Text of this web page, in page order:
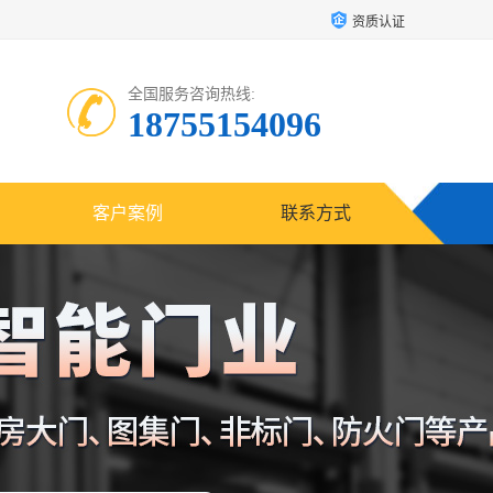
资质认证
全国服务咨询热线:
18755154096
客户案例 联系方式